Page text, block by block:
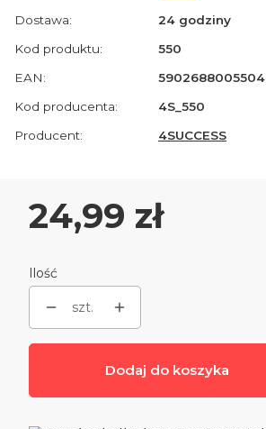
Dostawa:
24 godziny
Kod produktu:
550
EAN:
5902688005504
Kod producenta:
4S_550
Producent:
4SUCCESS
Cena
24,99 zł
Ilość
szt.
Dodaj do koszyka